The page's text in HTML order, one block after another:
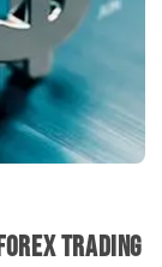
Trading